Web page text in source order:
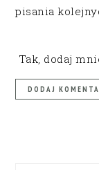
pisania
Tak, dodaj